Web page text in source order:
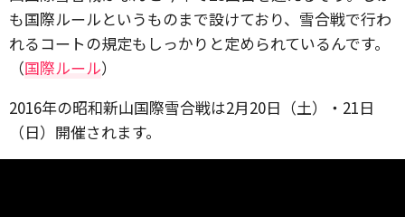
も国際ルールというものまで設けており、雪合戦で行わ
れるコートの規定もしっかりと定められているんです。
（国際ルール）
2016年の昭和新山国際雪合戦は2月20日（土）・21日
（日）開催されます。